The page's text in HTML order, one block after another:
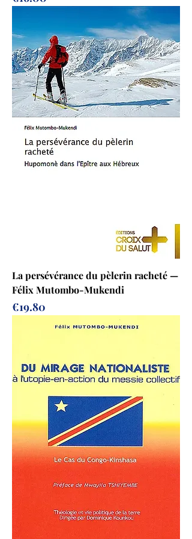
La persévérance du pèlerin racheté —
Félix Mutombo-Mukendi
Prix
€19.80